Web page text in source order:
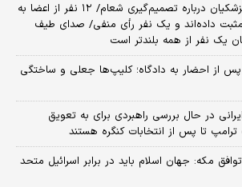
اظهارات جدید معاون پزشکیان درباره تصمیم‌گیری شعام/ ۱۲ نفر از اعضا به
داده‌اند و یک نفر رأی منفی/ صدای طیف
یک نفر از همه بلندتر است
پس از احضار به دادگاه؛ کلیپ‌ها جعلی و ساختگی
در حال بررسی راهبردی برای به تعویق
تا پس از انتخابات کنگره هستند
مکه: جهان اسلام باید در برابر اسرائیل متحد